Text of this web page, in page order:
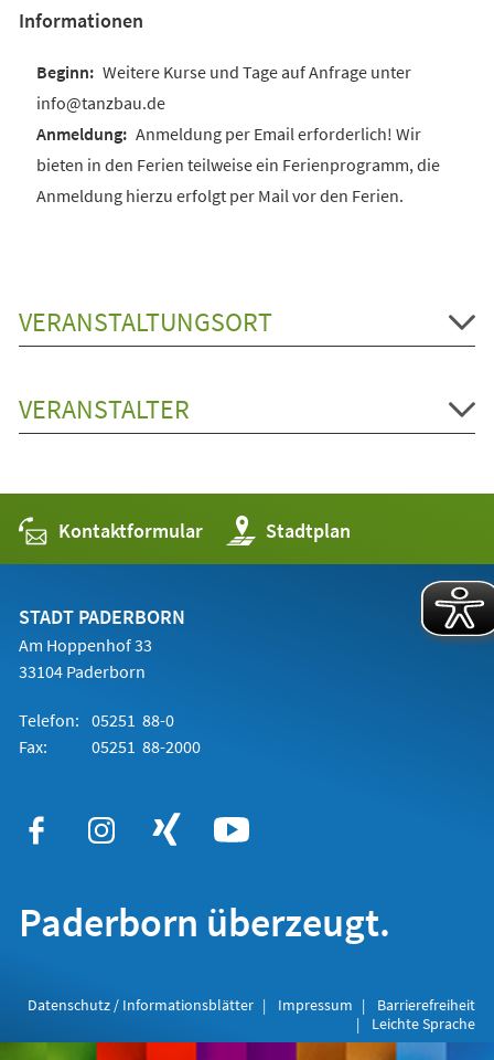
Informationen
Weitere Kurse und Tage auf Anfrage unter
info@tanzbau.de
Anmeldung per Email erforderlich! Wir
bieten in den Ferien teilweise ein Ferienprogramm, die
Anmeldung hierzu erfolgt per Mail vor den Ferien.
VERANSTALTUNGSORT
VERANSTALTER
Kontaktformular Stadtplan
(Öffnet
in
einem
STADT PADERBORN
Am Hoppenhof 33
33104 Paderborn
Telefon: 05251 88-0
Fax:
05251 88-2000
Paderborn überzeugt.
Datenschutz / Informationsblätter Impressum
Barrierefreiheit
Leichte Sprache